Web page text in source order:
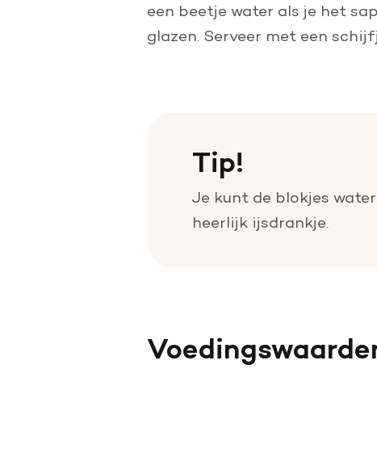
een beetje water als je het
glazen. Serveer met een
Tip!
Je kunt de blokjes
heerlijk ijsdrankje.